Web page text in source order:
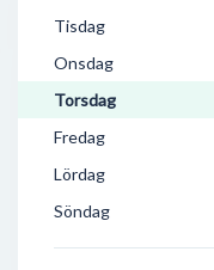
Tisdag
Onsdag
Torsdag
Fredag
Lördag
Söndag